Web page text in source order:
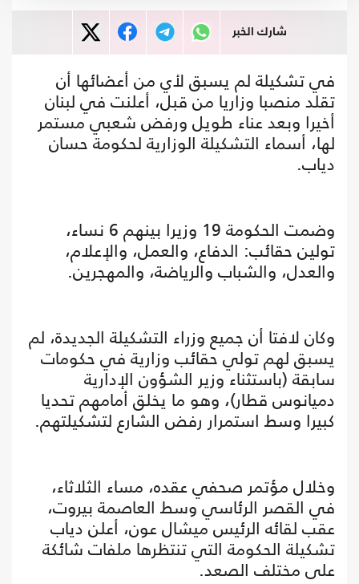
شارك الخبر
في تشكيلة لم يسبق لأي من أعضائها أن
تقلد منصبا وزاريا من قبل، أعلنت في لبنان
أخيرا وبعد عناء طويل ورفض شعبي مستمر
لها، أسماء التشكيلة الوزارية لحكومة حسان
دياب.
وضمت الحكومة 19 وزيرا بينهم 6 نساء،
تولين حقائب: الدفاع، والعمل، والإعلام،
والعدل، والشباب والرياضة، والمهجرين.
وكان لافتا أن جميع وزراء التشكيلة الجديدة، لم
يسبق لهم تولي حقائب وزارية في حكومات
سابقة (باستثناء وزير الشؤون الإدارية
دميانوس قطار)، وهو ما يخلق أمامهم تحديا
كبيرا وسط استمرار رفض الشارع لتشكيلتهم.
وخلال مؤتمر صحفي عقده، مساء الثلاثاء،
في القصر الرئاسي وسط العاصمة بيروت،
عقب لقائه الرئيس ميشال عون، أعلن دياب
تشكيلة الحكومة التي تنتظرها ملفات شائكة
على مختلف الصعد.